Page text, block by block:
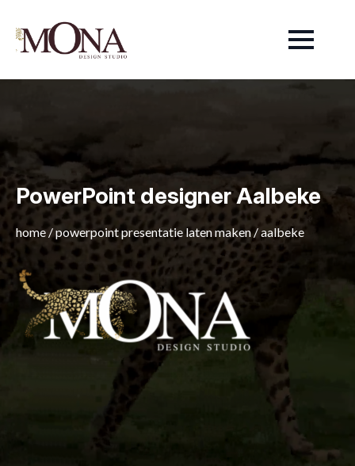
PowerPoint designer Aalbeke
home/powerpoint presentatie laten maken/aalbeke